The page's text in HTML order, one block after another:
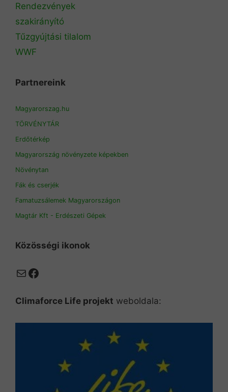
Rendezvények
szakirányító
Tűzgyújtási tilalom
WWF
Partnereink
Magyarorszag.hu
TÖRVÉNYTÁR
Erdőtérkép
Magyarország növényzete képekben
Növénytan
Fák és cserjék
Famatuzsálemek Magyarországon
Magtár Kft - Erdészeti Gépek
Közösségi ikonok
MailFacebook
Climaforce Life projekt weboldala: